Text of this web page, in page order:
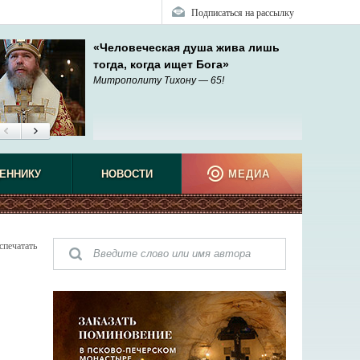
Подписаться на рассылку
«Человеческая душа жива лишь
тогда, когда ищет Бога»
Митрополиту Тихону — 65!
НОВОСТИ МЕДИА